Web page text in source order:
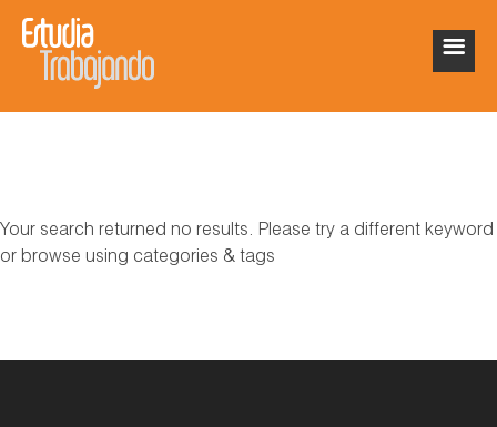
Your search returned no results. Please try a different keyword
or browse using categories & tags